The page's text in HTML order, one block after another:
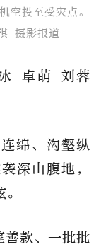
空投至受灾点。
摄影报道
卓萌 刘蓉
绵、沟壑纵
深山腹地，
善款、一批批